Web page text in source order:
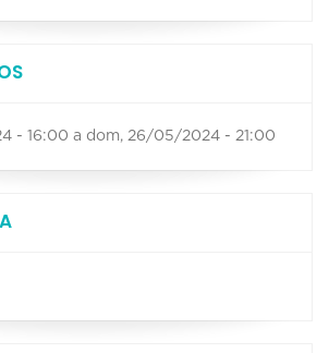
- 16:00 a dom, 26/05/2024 - 21:00